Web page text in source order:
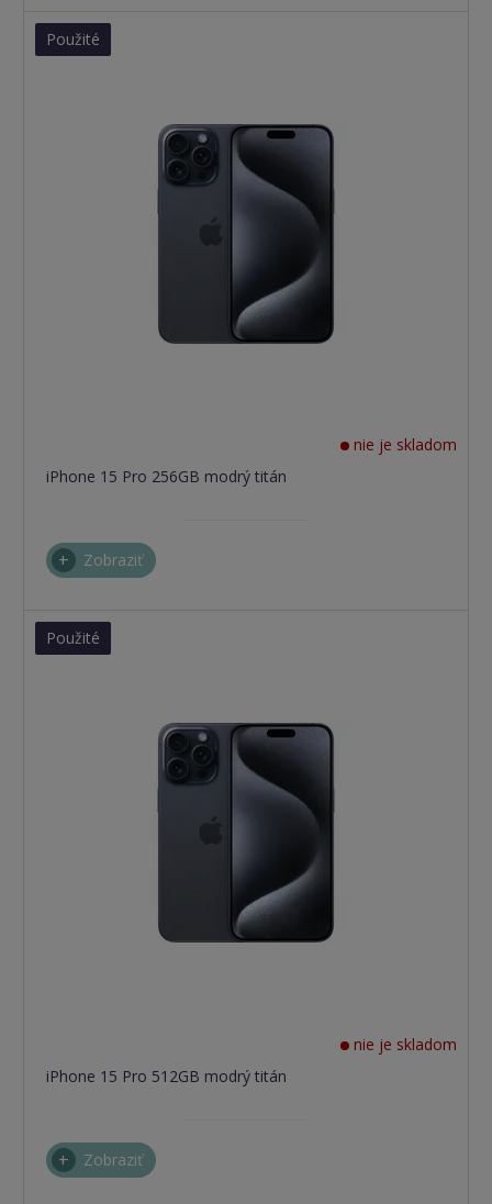
Použité
nie je skladom
iPhone 15 Pro 256GB modrý titán
Zobraziť
Použité
nie je skladom
iPhone 15 Pro 512GB modrý titán
Zobraziť